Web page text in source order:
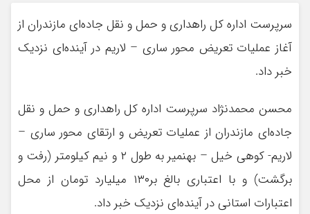
سرپرست اداره کل راهداری و حمل و نقل جاده‌ای مازندران از
آغاز عملیات تعریض محور ساری – لاریم در آینده‌ای نزدیک
خبر داد.
محسن محمدنژاد سرپرست اداره کل راهداری و حمل و نقل
جاده‌ای مازندران از عملیات تعریض و ارتقای محور ساری –
لاریم- کوهی خیل – بهنمیر به طول ۲ و نیم کیلومتر (رفت و
برگشت) و با اعتباری بالغ بر۱۳۰ میلیارد تومان از محل
اعتبارات استانی در آینده‌ای نزدیک خبر داد.